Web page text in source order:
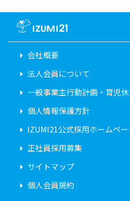
会社概要
法人会員について
一般事業主行動計画・育児
個人情報保護方針
IZUMI21公式採用ホームペ
正社員採用募集
サイトマップ
個人会員規約